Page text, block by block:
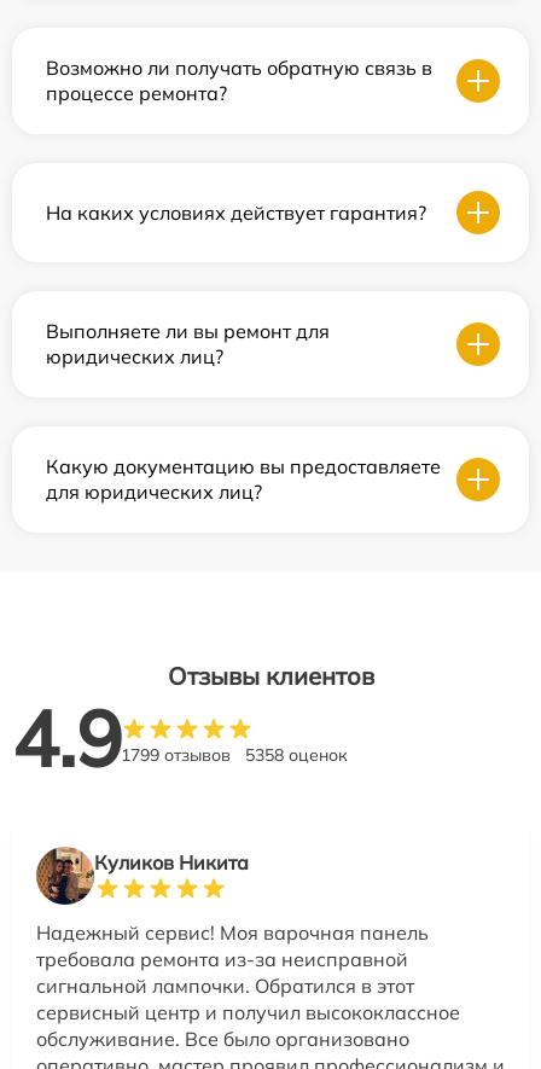
Возможно ли получать обратную связь в
процессе ремонта?
На каких условиях действует гарантия?
Выполняете ли вы ремонт для
юридических лиц?
Какую документацию вы предоставляете
для юридических лиц?
Отзывы клиентов
4.91799 отзывов 5358 оценок
Куликов Никита
Надежный сервис! Моя варочная панель
требовала ремонта из-за неисправной
сигнальной лампочки. Обратился в этот
сервисный центр и получил высококлассное
обслуживание. Все было организовано